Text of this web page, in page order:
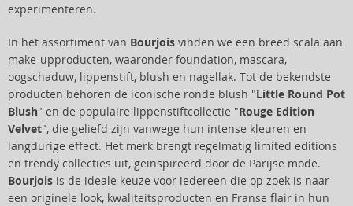
experimenteren.
In het assortiment van Bourjois vinden we een breed scala aan
make-upproducten, waaronder foundation, mascara,
oogschaduw, lippenstift, blush en nagellak. Tot de bekendste
producten behoren de iconische ronde blush "Little Round Pot
Blush" en de populaire lippenstiftcollectie "Rouge Edition
Velvet", die geliefd zijn vanwege hun intense kleuren en
langdurige effect. Het merk brengt regelmatig limited editions
en trendy collecties uit, geïnspireerd door de Parijse mode.
Bourjois is de ideale keuze voor iedereen die op zoek is naar
een originele look, kwaliteitsproducten en Franse flair in hun